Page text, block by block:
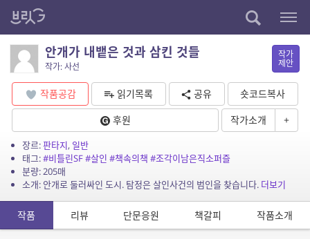
안개가 내뱉은 것과 삼킨 것들
작가: 사선
작가
제안
작품공감 읽기목록 공유
숏코드복사
후원
작가소개 +
장르:판타지, 일반
태그:#비틀린SF#살인 #책속의책 #조각이남은직소퍼즐
분량: 205매
소개: 안개로 둘러싸인 도시. 탐정은 살인사건의 범인을 찾습니다. 더보기
작품 리뷰 단문응원 책갈피 작품소개